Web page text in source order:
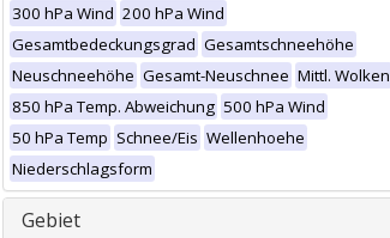
300 hPa Wind 200 hPa Wind
Gesamtbedeckungsgrad Gesamtschneehöhe
Neuschneehöhe Gesamt-Neuschnee Mittl. Wolken
850 hPa Temp. Abweichung 500 hPa Wind
50 hPa Temp Schnee/Eis Wellenhoehe
Niederschlagsform
Gebiet